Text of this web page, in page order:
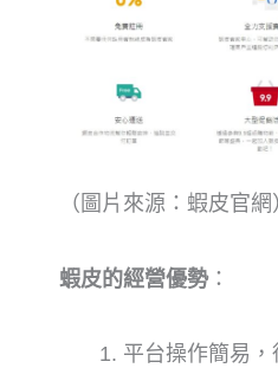
（圖片來源：蝦皮官網
蝦皮的經營優勢：
平台操作簡易